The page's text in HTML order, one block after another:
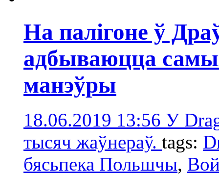
На палігоне ў
адбываюцца
манэўры
18.06.2019 13:56 У
тысяч жаўнераў. tags:
бясьпека Польшчы,